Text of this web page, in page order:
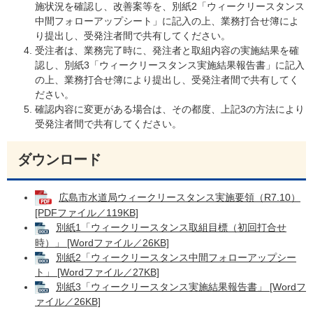
施状況を確認し、改善案等を、別紙2「ウィークリースタンス
中間フォローアップシート」に記入の上、業務打合せ簿によ
り提出し、受発注者間で共有してください。
受注者は、業務完了時に、発注者と取組内容の実施結果を確
認し、別紙3「ウィークリースタンス実施結果報告書」に記入
の上、業務打合せ簿により提出し、受発注者間で共有してく
ださい。
確認内容に変更がある場合は、その都度、上記3の方法により
受発注者間で共有してください。
ダウンロード
広島市水道局ウィークリースタンス実施要領（R7.10）
[PDFファイル／119KB]
別紙1「ウィークリースタンス取組目標（初回打合せ
時）」 [Wordファイル／26KB]
別紙2「ウィークリースタンス中間フォローアップシー
ト」 [Wordファイル／27KB]
別紙3「ウィークリースタンス実施結果報告書」 [Wordフ
ァイル／26KB]